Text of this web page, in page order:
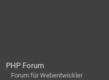
PHP Forum
Forum für Webentwickler